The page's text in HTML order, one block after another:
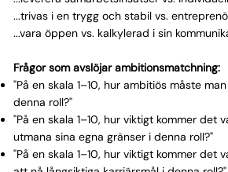
...trivas i en trygg och stabil vs.
...vara öppen vs. kalkylerad i sin
Frågor som avslöjar ambitionsmatchning:
"På en skala 1–10, hur ambitiös måste
denna roll?"
"På en skala 1–10, hur viktigt kommer det
utmana sina egna gränser i denna roll?"
"På en skala 1–10, hur viktigt kommer det